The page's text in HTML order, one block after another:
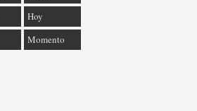
Hoy
Momento